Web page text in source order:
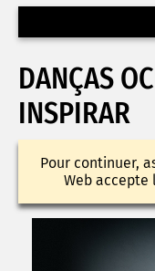
DANÇAS
INSPIRAR
Pour continuer,
Web accepte